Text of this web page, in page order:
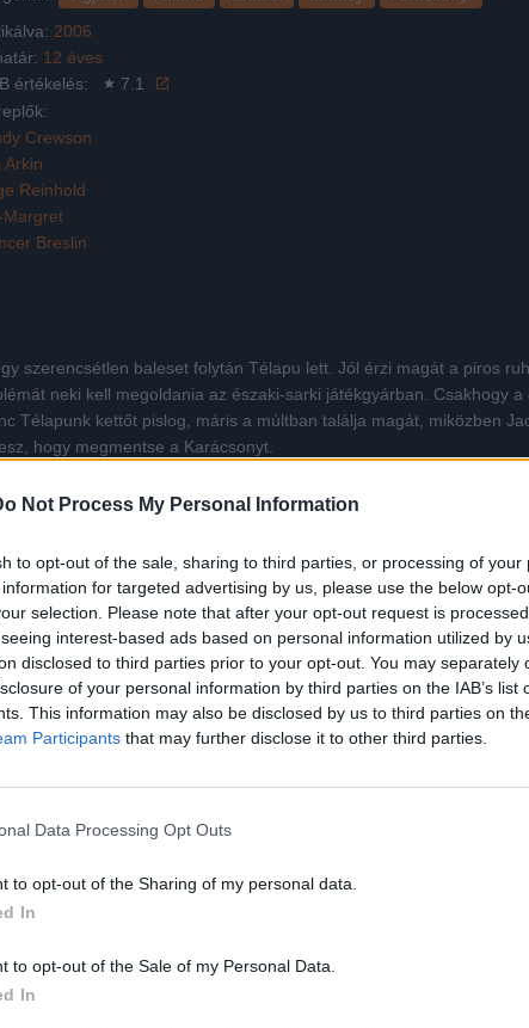
Not Process My Personal Information
to opt-out of the sale, sharing to third parties, or processing of your
for targeted advertising by us, please use the below opt-
selection. Please note that after your opt-out request is
interest-based ads based on personal information utilized by
disclosed to third parties prior to your opt-out. You may separately
of your personal information by third parties on the IAB’s list
This information may also be disclosed by us to third parties on
Participants that may further disclose it to other third parties.
Data Processing Opt Outs
to opt-out of the Sharing of my personal data.
In
to opt-out of the Sale of my Personal Data.
In
2006
12 éves
értékelés:
7.1
Crewson
Arkin
Reinhold
Margret
Breslin
szerencsétlen baleset folytán Télapu lett. Jól érzi magát a piros
neki kell megoldania az északi-sarki játékgyárban. Csakhogy
Télapunk kettőt pislog, máris a múltban találja magát, miközben
hogy megmentse a Karácsonyt.
Hasonló teljes filmek magyarul